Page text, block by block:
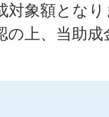
対象額とな
の上、当助